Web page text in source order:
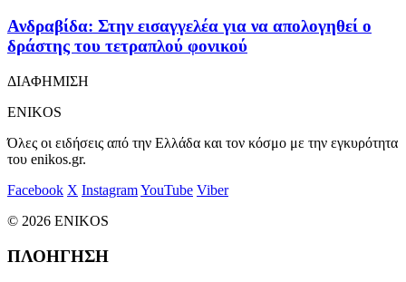
Ανδραβίδα: Στην εισαγγελέα για να απολογηθεί ο
δράστης του τετραπλού φονικού
ΔΙΑΦΗΜΙΣΗ
ENIKOS
Όλες οι ειδήσεις από την Ελλάδα και τον κόσμο με την εγκυρότητα
του enikos.gr.
Facebook X InstagramYouTube Viber
© 2026 ENIKOS
ΠΛΟΗΓΗΣΗ